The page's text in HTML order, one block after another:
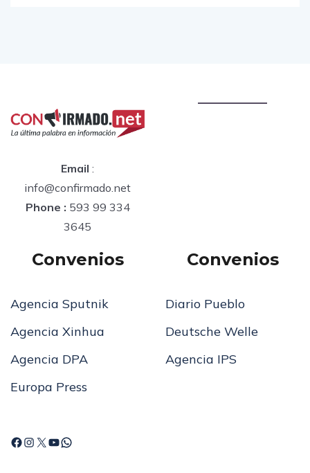
Email :
info@confirmado.net
Phone : 593 99 334
3645
Convenios
Agencia Sputnik
Agencia Xinhua
Agencia DPA
Europa Press
Convenios
Diario Pueblo
Deutsche Welle
Agencia IPS